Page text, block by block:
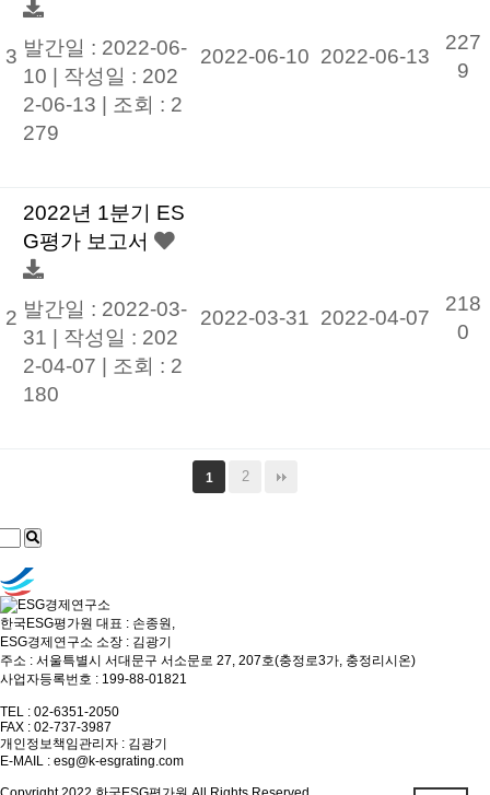
3 발간일 : 2022-06-
10 | 작성일 : 202
2-06-13
조회 : 2
279
2022-06-10 2022-06-13
227
9
2
2022년 1분기 ES
G평가 보고서
발간일 : 2022-03-
31 | 작성일 : 202
2-04-07
조회 : 2
180
2022-03-31 2022-04-07
218
0
1 2
한국ESG평가원 대표 : 손종원,
ESG경제연구소 소장 : 김광기
주소 : 서울특별시 서대문구 서소문로 27, 207호(충정로3가, 충정리시온)
사업자등록번호 : 199-88-01821
TEL : 02-6351-2050
FAX : 02-737-3987
개인정보책임관리자 : 김광기
E-MAIL : esg@k-esgrating.com